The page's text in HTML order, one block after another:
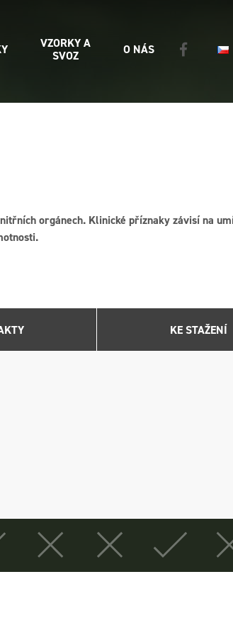
VZORKY A
SVOZ
O NÁS
orgánech. Klinické příznaky závisí na
KE STAŽENÍ